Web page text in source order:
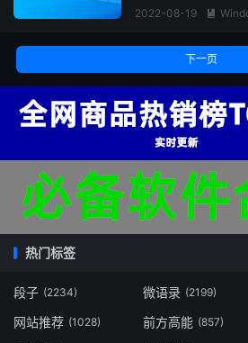
2022-08-19 
下一页
热门标签
段子 (2234) 微语录 (2199)
网站推荐 (1028) 前方高能 (857)